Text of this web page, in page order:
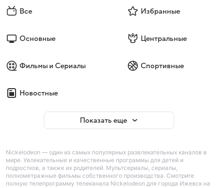
Все Избранные
Основные Центральные
Фильмы и Сериалы Спортивные
Новостные
Показать еще
Nickelodeon — один из самых популярных развлекательных каналов в
мире. Увлекательные и качественные программы для детей и
подростков, а также их родителей. Мультсериалы, сериалы,
полнометражные фильмы собственного производства. Смотрите
полную телепрограмму телеканала Nickelodeon для города Ижевск на